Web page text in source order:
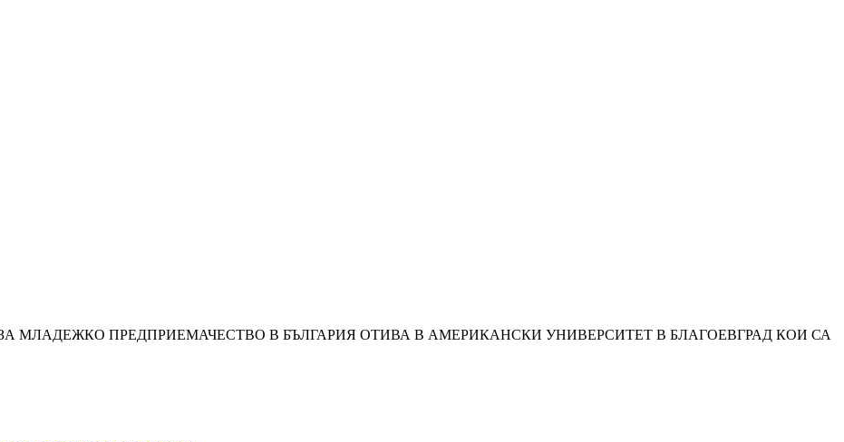
МЛАДЕЖКО ПРЕДПРИЕМАЧЕСТВО В БЪЛГАРИЯ ОТИВА В АМЕРИКАНСКИ УНИВЕРСИТЕТ В БЛАГОЕВГРАД КОИ СА